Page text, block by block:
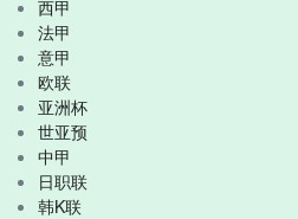
西甲
法甲
意甲
欧联
亚洲杯
世亚预
中甲
日职联
韩K联